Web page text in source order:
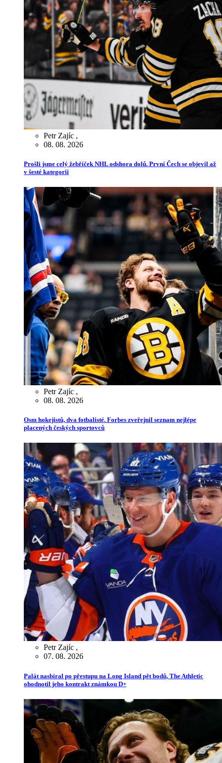
Petr Zajíc ,
08. 08. 2026
Prošli jsme celý žebříček NHL odshora dolů. První Čech se objevil až
v šesté kategorii
Petr Zajíc ,
08. 08. 2026
Osm hokejistů, dva fotbalisté. Forbes zveřejnil seznam nejlépe
placených českých sportovců
Petr Zajíc ,
07. 08. 2026
Palát nasbíral po přestupu na Long Island pět bodů, The Athletic
ohodnotil jeho kontrakt známkou D+